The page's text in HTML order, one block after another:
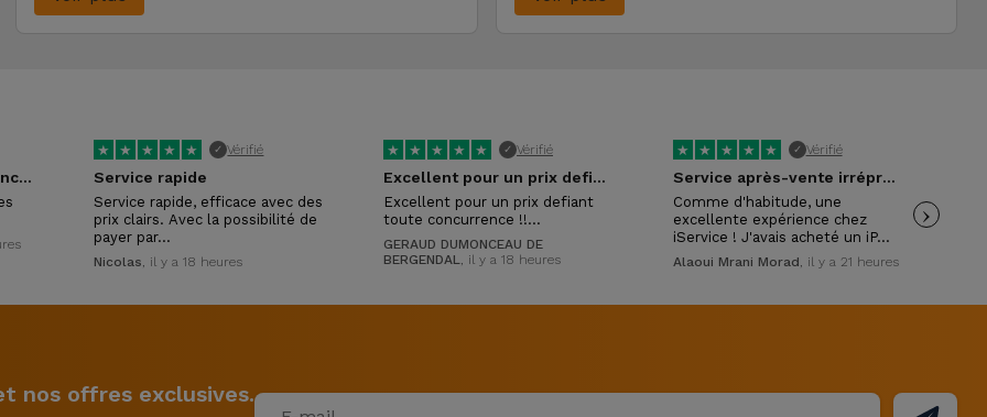
Tres réactifs et competances certaines !
★ ★ ★ ★ ★ ✓ Vérifié
Service rapide
Service rapide, efficace avec des
prix clairs. Avec la possibilité de
payer par…
Nicolas, il y a 18 heures
★ ★ ★ ★ ★ ✓ Vérifié
Excellent pour un prix defiant toute…
Excellent pour un prix defiant
toute concurrence !!…
GERAUD DUMONCEAU DE
BERGENDAL, il y a 18 heures
★ ★ ★ ★ ★ ✓ Vérifié
Service après-vente irréprochable !
Comme d'habitude, une
excellente expérience chez
iService ! J'avais acheté un iP…
Alaoui Mrani Morad, il y a 21 heures
›
nos offres exclusives.